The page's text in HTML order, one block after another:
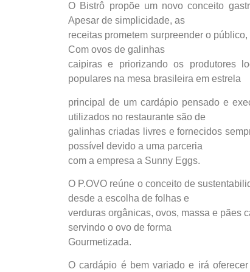
O Bistrô propõe um novo conceito
Apesar de simplicidade, as
receitas prometem surpreender o
Com ovos de galinhas
caipiras e priorizando os produtores
populares na mesa brasileira em estrela
principal de um cardápio pensado e
utilizados no restaurante são de
galinhas criadas livres e fornecidos
possível devido a uma parceria
com a empresa a Sunny Eggs.
O P.OVO reúne o conceito de
desde a escolha de folhas e
verduras orgânicas, ovos, massa e pães
servindo o ovo de forma
Gourmetizada.
O cardápio é bem variado e irá